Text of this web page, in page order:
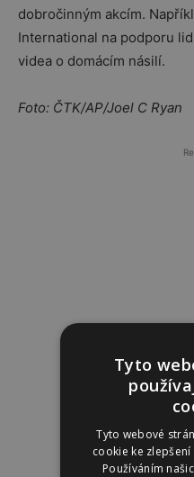
dobročinným akcím.
International na podporu
videa o domácím násilí.
Foto: ČTK/AP/Joel C Ryan
Tyto
Tyto webové
cookie ke
Používáním